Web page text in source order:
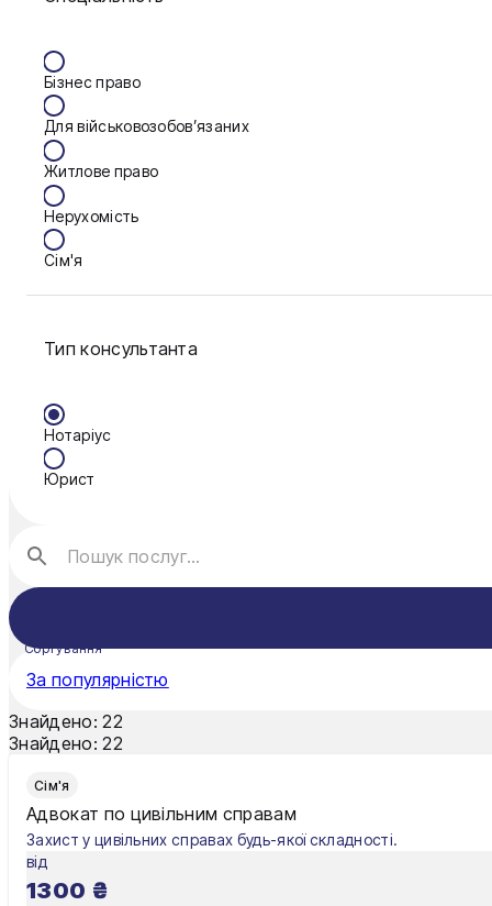
Львів
Бізнес право
Для військовозобов’язаних
Житлове право
Нерухомість
Сім'я
Тип консультанта
Нотаріус
Юрист
Сортування
За популярністю
Знайдено: 22
Знайдено: 22
Сім'я
Адвокат по цивільним справам
Захист у цивільних справах будь-якої складності.
від
1300 ₴